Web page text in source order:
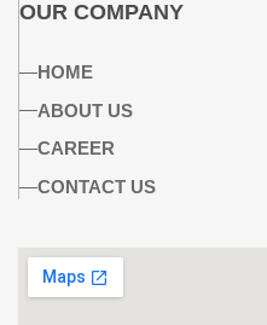
OUR COMPANY
HOME
ABOUT US
CAREER
CONTACT US